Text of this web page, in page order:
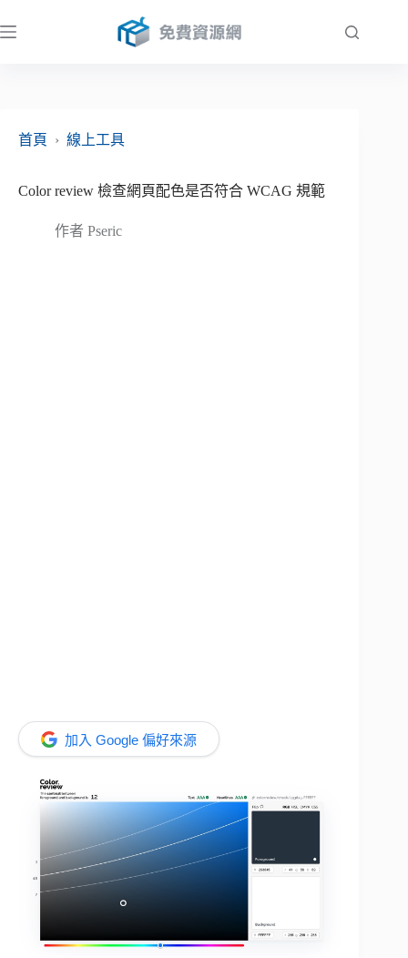
至
首頁
› 線上工具
Color review 檢查網頁配色是否符合 WCAG 規範
作者 Pseric
加入 Google 偏好來源